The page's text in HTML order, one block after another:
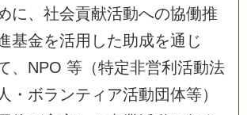
に、 社会貢献活動への協働推
基金を活用 した 助成を通 じ
、 NPO 等 （特定非営利 活動法
人 ・ ボラ ンテ ィ ア活動団体等）